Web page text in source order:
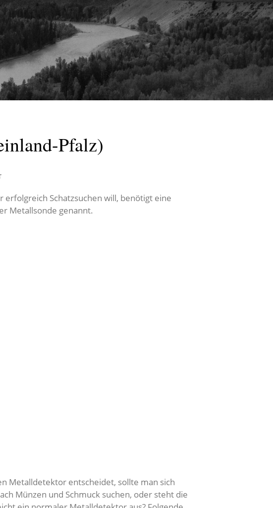
Pfalz)
erfolgreich Schatzsuchen will, benötigt eine
Metallsonde genannt.
Metalldetektor entscheidet, sollte man sich
Münzen und Schmuck suchen, oder steht die